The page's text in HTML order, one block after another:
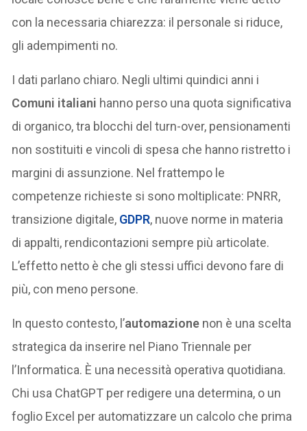
con la necessaria chiarezza: il personale si riduce,
gli adempimenti no.
I dati parlano chiaro. Negli ultimi quindici anni i
Comuni italiani hanno perso una quota significativa
di organico, tra blocchi del turn-over, pensionamenti
non sostituiti e vincoli di spesa che hanno ristretto i
margini di assunzione. Nel frattempo le
competenze richieste si sono moltiplicate: PNRR,
transizione digitale, GDPR, nuove norme in materia
di appalti, rendicontazioni sempre più articolate.
L’effetto netto è che gli stessi uffici devono fare di
più, con meno persone.
In questo contesto, l’automazione non è una scelta
strategica da inserire nel Piano Triennale per
l’Informatica. È una necessità operativa quotidiana.
Chi usa ChatGPT per redigere una determina, o un
foglio Excel per automatizzare un calcolo che prima